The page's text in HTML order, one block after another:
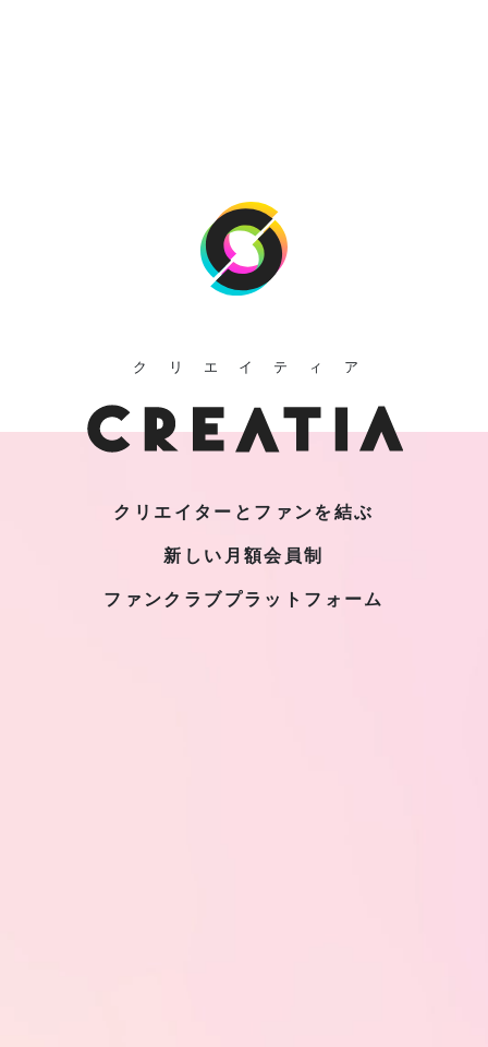
クリエイティア
クリエイターとファンを結ぶ
新しい月額会員制
ファンクラブプラットフォーム